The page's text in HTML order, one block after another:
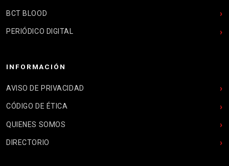
BCT BLOOD
PERIÓDICO DIGITAL
INFORMACIÓN
AVISO DE PRIVACIDAD
CÓDIGO DE ÉTICA
QUIENES SOMOS
DIRECTORIO